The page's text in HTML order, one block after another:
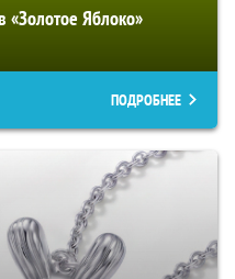
«Золотое Яблоко»
ПОДРОБНЕЕ